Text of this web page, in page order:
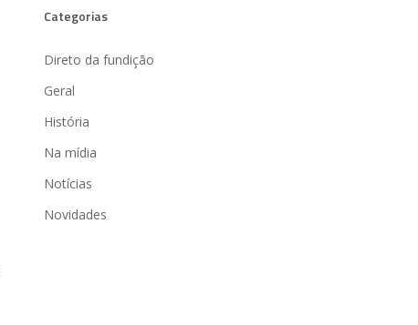
Categorias
Direto da fundição
Geral
História
Na mídia
Notícias
Novidades